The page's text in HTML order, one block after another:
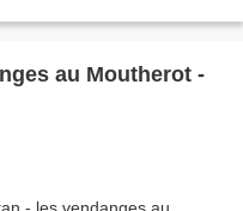
au Moutherot -